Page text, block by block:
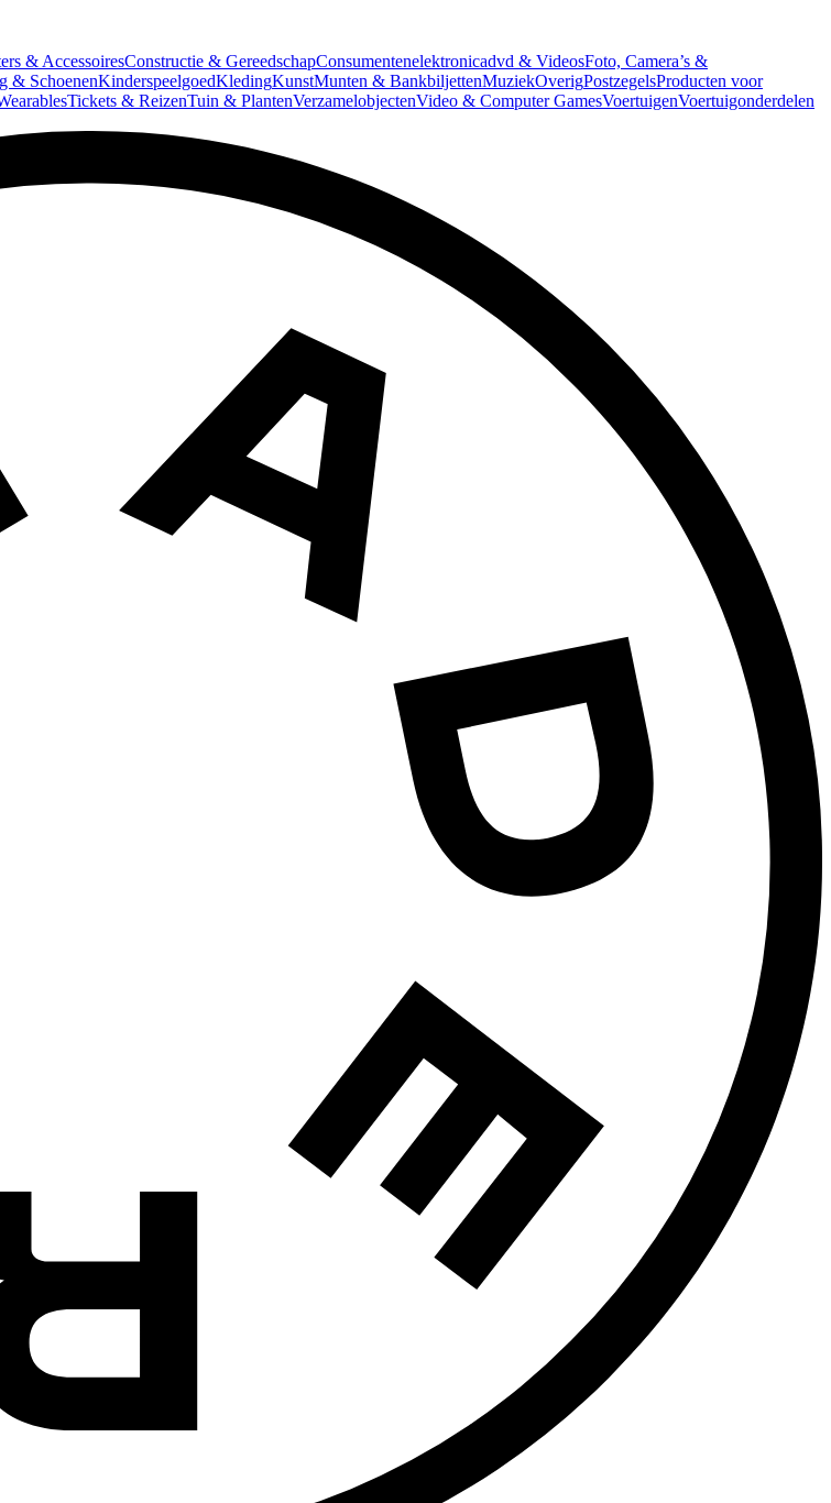
& AccessoiresConstructie & GereedschapConsumentenelektronicadvd & VideosFoto, Camera’s &
& SchoenenKinderspeelgoedKledingKunstMunten & BankbiljettenMuziekOverigPostzegelsProducten voor
Tickets & ReizenTuin & PlantenVerzamelobjectenVideo & Computer GamesVoertuigenVoertuigonderdelen